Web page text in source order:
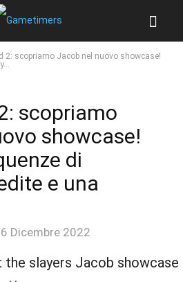
2: scopriamo Jacob nel nuovo showcase!
scopriamo
showcase!
di
e una
6 Dicembre 2022